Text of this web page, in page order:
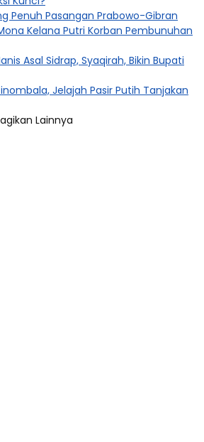
Penuh Pasangan Prabowo-Gibran
Kelana Putri Korban Pembunuhan
Asal Sidrap, Syaqirah, Bikin Bupati
Jelajah Pasir Putih Tanjakan
Lainnya